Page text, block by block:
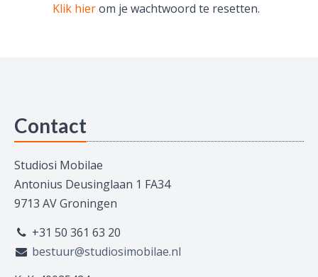
Klik hierom je wachtwoord te resetten.
Contact
Studiosi Mobilae
Antonius Deusinglaan 1 FA34
9713 AV Groningen
+31 50 361 63 20
bestuur@studiosimobilae.nl